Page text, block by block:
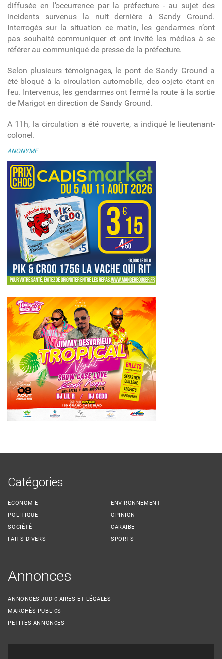
diffusée en l’occurrence par la préfecture - au sujet des
incidents survenus la nuit dernière à Sandy Ground.
Interrogés sur la situation ce matin, les gendarmes n’ont
pas souhaité communiquer et ont invité les médias à se
référer au communiqué de presse de la préfecture.
Selon plusieurs témoignages, le pont de Sandy Ground a
été bloqué à la circulation automobile, des objets étant en
feu. Intervenus, les gendarmes ont fermé la route à la sortie
de Marigot en direction de Sandy Ground.
A 11h, la circulation a été rouverte, a indiqué le lieutenant-
colonel.
ANONYME
Catégories
ECONOMIE
POLITIQUE
SOCIÉTÉ
FAITS DIVERS
ENVIRONNEMENT
OPINION
CARAÏBE
SPORTS
Annonces
ANNONCES JUDICIAIRES ET LÉGALES
MARCHÉS PUBLICS
PETITES ANNONCES